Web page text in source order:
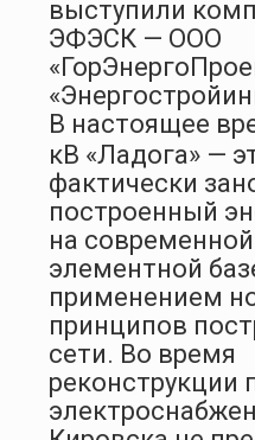
выступили
ЭФЭСК — ООО
В настоящее
кВ «Ладога» —
фактически
построенный
на современной
элементной
применением
принципов
сети. Во время
реконструкции